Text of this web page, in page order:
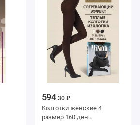
594.30 ₽
Колготки женские 4
размер 160 ден